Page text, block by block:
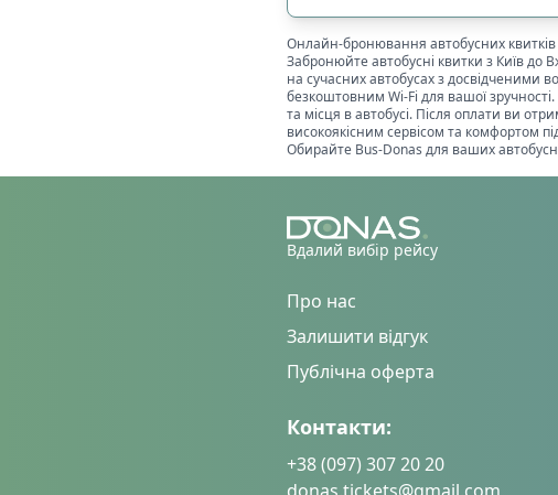
🔌Розетки біля кожного
🔌Розетки в салоні
📺Телевізор
🎧Особистий
🧳 Особливий багаж:
🚲Місце для велосипеда
♿Місце для інвалідного
Онлайн-бронювання автобусних квитків
Забронюйте автобусні квитки з Київдо
на сучасних автобусах з досвідченими
безкоштовним Wi-Fi для вашої
та місця в автобусі. Після оплати ви
високоякісним сервісом та комфортом
Обирайте Bus-Donas для ваших
Вдалий вибір рейсу
Про нас
Залишити відгук
Публічна оферта
Контакти:
+38 (097) 307 20 20